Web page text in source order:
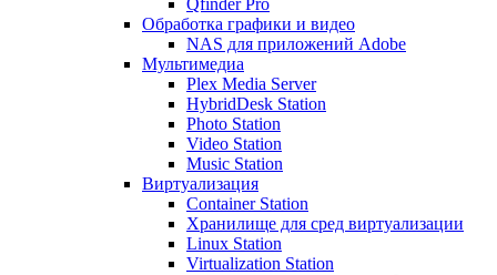
Qfinder Pro
Обработка графики и видео
NAS для приложений Adobe
Мультимедиа
Plex Media Server
HybridDesk Station
Photo Station
Video Station
Music Station
Виртуализация
Container Station
Хранилище для сред виртуализации
Linux Station
Virtualization Station